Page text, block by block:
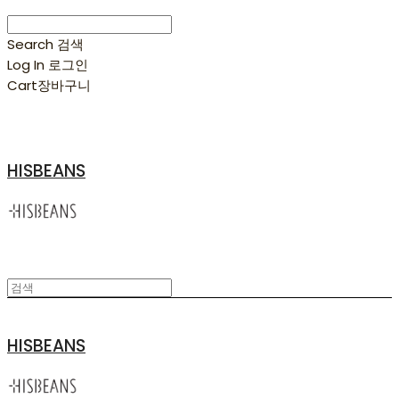
Search 검색
Log In 로그인
Cart장바구니
HISBEANS
HISBEANS